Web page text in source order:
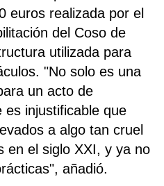
euros realizada por el
del Coso de
utilizada para
"No solo es una
un acto de
es injustificable que
a algo tan cruel
en el siglo XXI, y ya no
añadió.